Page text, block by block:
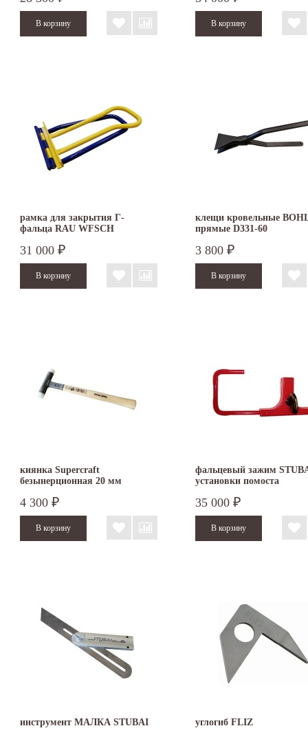
рамка для закрытия Г-
фальца RAU WFSCH
31 000 ₽
клещи кровельные
прямые D331-60
3 800 ₽
киянка Supercraft
безынерционная 20 мм
4 300 ₽
фальцевый зажим
установки помоста
35 000 ₽
инструмент МАЛКА STUBAI углогиб FLIZ